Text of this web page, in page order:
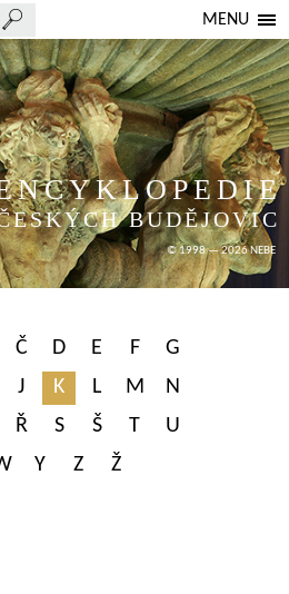
MENU
BUDĚJOVIC
© 1998 — 2026 NEBE
Č D E F
G
J K L M
N
Ř S Š T
U
Y Z Ž